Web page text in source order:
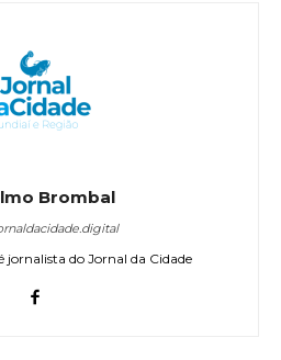
Brombal
do Jornal da Cidade